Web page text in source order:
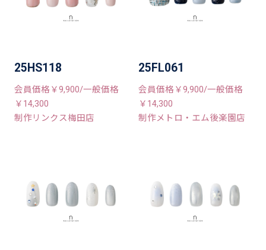
25HS118
会員価格￥9,900/一般価格
￥14,300
制作リンクス梅田店
25FL061
会員価格￥9,900/一般価格
￥14,300
制作メトロ・エム後楽園店